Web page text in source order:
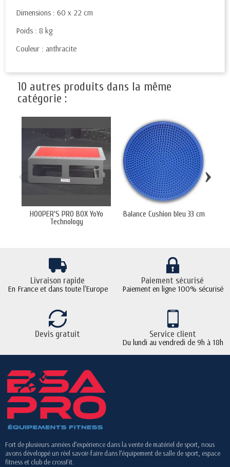
Dimensions : 60 x 22 cm
Poids : 8 kg
Couleur : anthracite
10 autres produits dans la même
catégorie :
HOOPER'S PRO BOX YoYo
Technology
Balance Cushion bleu 33 cm
‹ ›
Livraison rapide
En France et dans toute l'Europe
Paiement sécurisé
Paiement en ligne 100% sécurisé
Devis gratuit Service client
Du lundi au vendredi de 9h à 18h
Fort de plusieurs années d’expérience dans la vente de matériel de sport, nous
avons développé un réel savoir-faire dans l’équipement de salle de sport, espace
fitness et club de crossFit.